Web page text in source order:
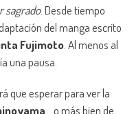
sagrado. Desde tiempo
del manga escrito
Fujimoto. Al menos al
una pausa.
que esperar para ver la
… o más bien de